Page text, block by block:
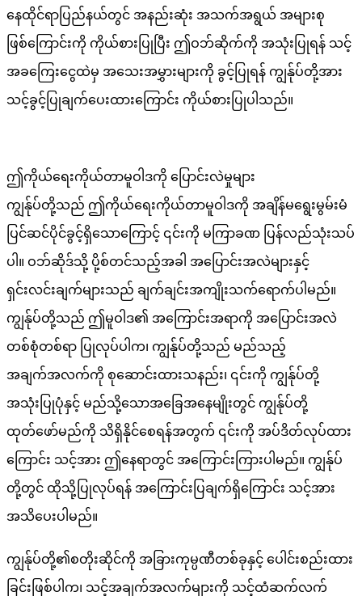
နေထိုင်ရာပြည်နယ်တွင် အနည်းဆုံး အသက်အရွယ် အများစု
ဖြစ်ကြောင်းကို ကိုယ်စားပြုပြီး ဤဝဘ်ဆိုက်ကို အသုံးပြုရန် သင့်
အခကြေးငွေထဲမှ အသေးအမွှားများကို ခွင့်ပြုရန် ကျွန်ုပ်တို့အား
သင့်ခွင့်ပြုချက်ပေးထားကြောင်း ကိုယ်စားပြုပါသည်။
ဤကိုယ်ရေးကိုယ်တာမူဝါဒကို ပြောင်းလဲမှုများ
ကျွန်ုပ်တို့သည် ဤကိုယ်ရေးကိုယ်တာမူဝါဒကို အချိန်မရွေးမွမ်းမံ
ပြင်ဆင်ပိုင်ခွင့်ရှိသောကြောင့် ၎င်းကို မကြာခဏ ပြန်လည်သုံးသပ်
ပါ။ ဝဘ်ဆိုဒ်သို့ ပို့စ်တင်သည့်အခါ အပြောင်းအလဲများနှင့်
ရှင်းလင်းချက်များသည် ချက်ချင်းအကျိုးသက်ရောက်ပါမည်။
ကျွန်ုပ်တို့သည် ဤမူဝါဒ၏ အကြောင်းအရာကို အပြောင်းအလဲ
တစ်စုံတစ်ရာ ပြုလုပ်ပါက၊ ကျွန်ုပ်တို့သည် မည်သည့်
အချက်အလက်ကို စုဆောင်းထားသနည်း၊ ၎င်းကို ကျွန်ုပ်တို့
အသုံးပြုပုံနှင့် မည်သို့သောအခြေအနေမျိုးတွင် ကျွန်ုပ်တို့
ထုတ်ဖော်မည်ကို သိရှိနိုင်စေရန်အတွက် ၎င်းကို အပ်ဒိတ်လုပ်ထား
ကြောင်း သင့်အား ဤနေရာတွင် အကြောင်းကြားပါမည်။ ကျွန်ုပ်
တို့တွင် ထိုသို့ပြုလုပ်ရန် အကြောင်းပြချက်ရှိကြောင်း သင့်အား
အသိပေးပါမည်။
ကျွန်ုပ်တို့၏စတိုးဆိုင်ကို အခြားကုမ္ပဏီတစ်ခုနှင့် ပေါင်းစည်းထား
ခြင်းဖြစ်ပါက၊ သင့်အချက်အလက်များကို သင့်ထံဆက်လက်